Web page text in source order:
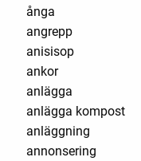
ånga
angrepp
anisisop
ankor
anlägga
anlägga kompost
anläggning
annonsering